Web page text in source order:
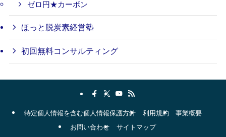
ゼロ円★カーボン
ほっと脱炭素経営塾
初回無料コンサルティング
特定個人情報を含む個人情報保護方針 利用規約
事業概要
お問い合わせ
サイトマップ